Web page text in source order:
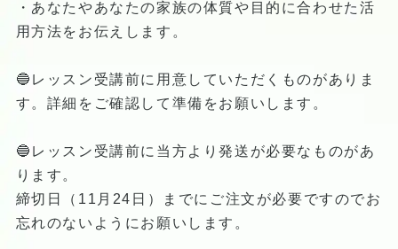
・あなたやあなたの家族の体質や目的に合わせた活
用方法をお伝えします。
🔵レッスン受講前に用意していただくものがありま
す。詳細をご確認して準備をお願いします。
🔵レッスン受講前に当方より発送が必要なものがあ
ります。
締切日（11月24日）までにご注文が必要ですのでお
忘れのないようにお願いします。